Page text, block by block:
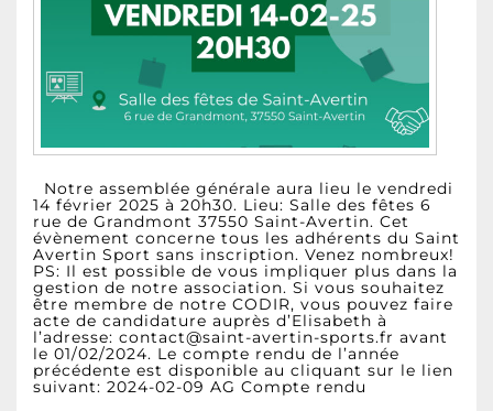
Notre assemblée générale aura lieu le vendredi
14 février 2025 à 20h30. Lieu: Salle des fêtes 6
rue de Grandmont 37550 Saint-Avertin. Cet
évènement concerne tous les adhérents du Saint
Avertin Sport sans inscription. Venez nombreux!
PS: Il est possible de vous impliquer plus dans la
gestion de notre association. Si vous souhaitez
être membre de notre CODIR, vous pouvez faire
acte de candidature auprès d’Elisabeth à
l’adresse: contact@saint-avertin-sports.fr avant
le 01/02/2024. Le compte rendu de l’année
précédente est disponible au cliquant sur le lien
suivant: 2024-02-09 AG Compte rendu